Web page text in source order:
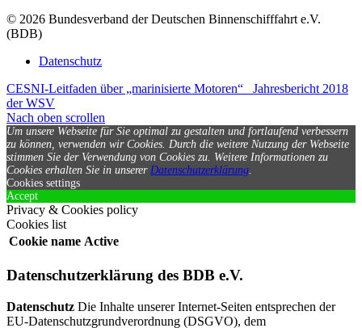
© 2026 Bundesverband der Deutschen Binnenschifffahrt e.V.
(BDB)
Datenschutz
CESNI-Leitfaden über „marinisierte Motoren“
Jahresbericht 2018
der WSV
Nach oben scrollen
Um unsere Webseite für Sie optimal zu gestalten und fortlaufend verbessern
zu können, verwenden wir Cookies. Durch die weitere Nutzung der Webseite
stimmen Sie der Verwendung von Cookies zu. Weitere Informationen zu
Cookies erhalten Sie in unserer Datenschutzerklärung.
Cookies settings
Accept
Privacy & Cookies policy
Cookies list
Cookie name Active
Datenschutzerklärung des BDB e.V.
Datenschutz Die Inhalte unserer Internet-Seiten entsprechen der
EU-Datenschutzgrundverordnung (DSGVO), dem